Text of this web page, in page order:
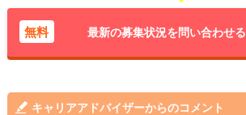
無料 最新の募集状況を問い合わせる
キャリアアドバイザーからのコメント